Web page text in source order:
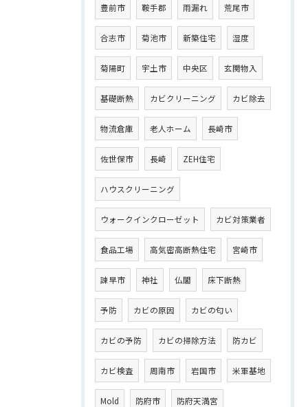
豊前市 鞍手郡 雨漏れ 荒尾市
合志市 菊池市 新築住宅 湿度
菊陽町 宇土市 中央区 玄関物入
基礎断熱 カビクリーニング カビ除去
物流倉庫 老人ホーム 長崎市
佐世保市 長崎 ZEH住宅
ハウスクリーニング
ウォークインクローゼット カビ対策業者
食品工場 高気密高断熱住宅 宮崎市
諫早市 神社 仏閣 床下断熱
予防 カビの原因 カビの匂い
カビの予防 カビの掃除方法 防カビ
カビ検査 周南市 岩国市 米軍基地
Mold 防府市 防府天満宮